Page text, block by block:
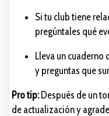
Si tu club tiene
pregúntales qué
Lleva un cuaderno
y preguntas que
Pro tip:Después de un
de actualización y